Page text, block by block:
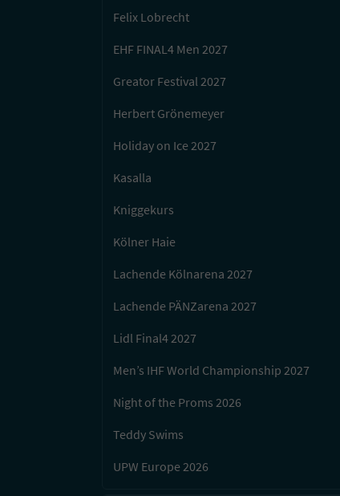
Felix Lobrecht
EHF FINAL4 Men 2027
Greator Festival 2027
Herbert Grönemeyer
Holiday on Ice 2027
Kasalla
Kniggekurs
Kölner Haie
Lachende Kölnarena 2027
Lachende PÄNZarena 2027
Lidl Final4 2027
Men’s IHF World Championship 2027
Night of the Proms 2026
Teddy Swims
UPW Europe 2026